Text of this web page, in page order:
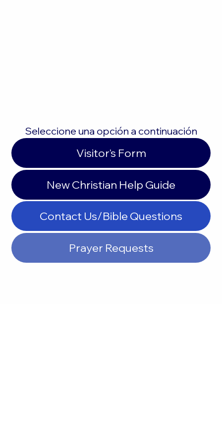
Seleccione una opción a continuación
Visitor's Form
New Christian Help Guide
Contact Us/Bible Questions
Prayer Requests